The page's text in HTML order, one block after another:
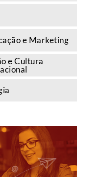
e Marketing
e Cultura